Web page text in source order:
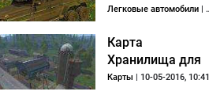
Легковые автомобили | 25-12-2014, 15:07
Карта
Хранилища для
Сосновки
Карты | 10-05-2016, 10:41